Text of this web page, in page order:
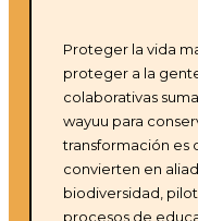
Proteger la vida
proteger a la
colaborativas
wayuu para
transformación es
convierten en
biodiversidad,
procesos de